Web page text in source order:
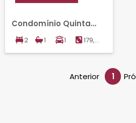
Condomínio Quinta
dos Ipês, JARDIM
BOTANICO, BRASILIA
2 1 1
179,00
Anterior 1